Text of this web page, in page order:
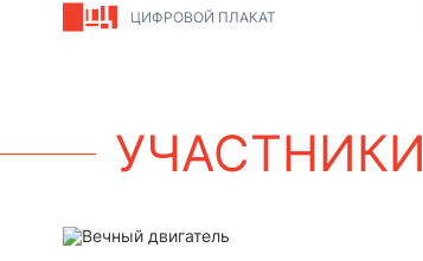
ЦИФРОВОЙ ПЛАКАТ
УЧАСТНИКИ
Вечный двигатель